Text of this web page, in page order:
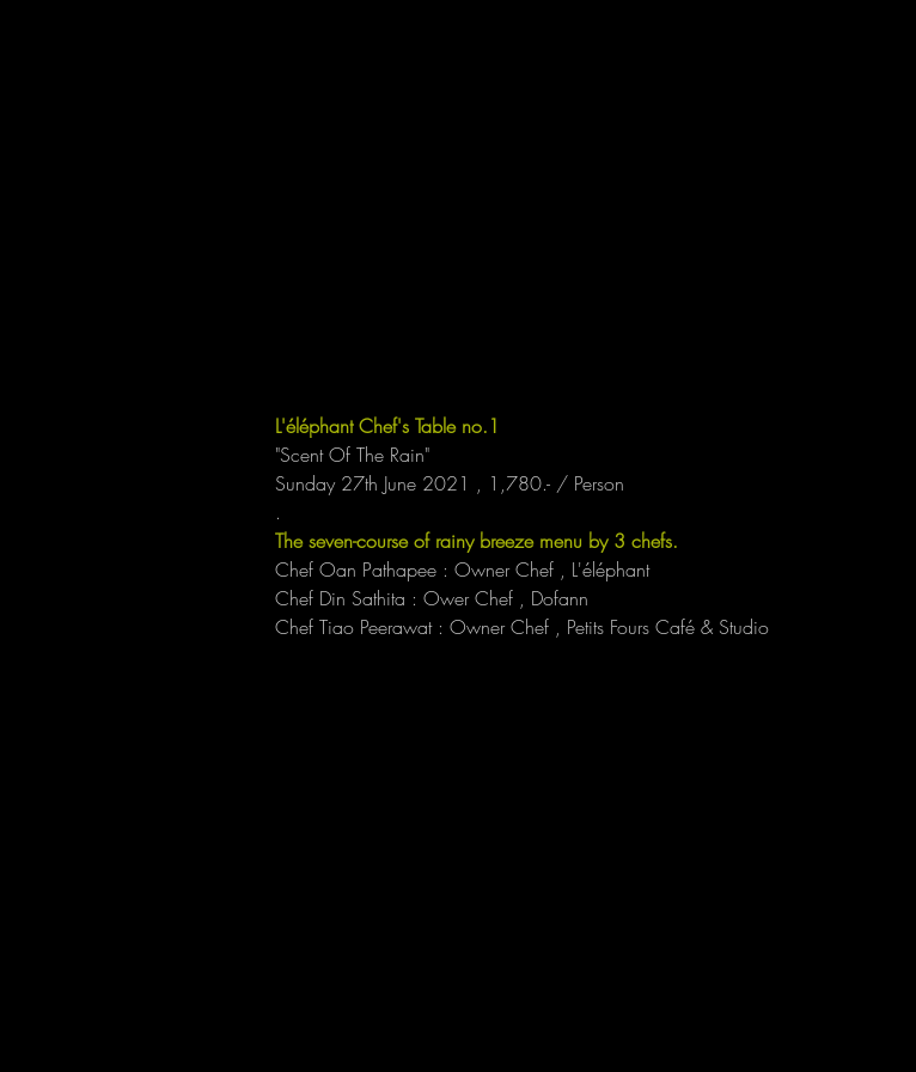
L'éléphant Chef's Table no.1
"Scent Of The Rain"
Sunday 27th June 2021 , 1,780.- / Person
.
The seven-course of rainy breeze menu by 3 chefs.
Chef Oan Pathapee : Owner Chef , L'éléphant
Chef Din Sathita : Ower Chef , Dofann
Chef Tiao Peerawat : Owner Chef , Petits Fours Café & Studio